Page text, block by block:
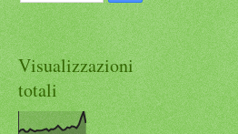
Visualizzazioni
totali